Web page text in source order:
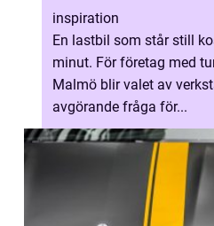
inspiration
En lastbil som står still
minut. För företag med
Malmö blir valet av
avgörande fråga för...